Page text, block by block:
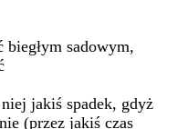
biegłym sadowym,
jakiś spadek, gdyż
(przez jakiś czas